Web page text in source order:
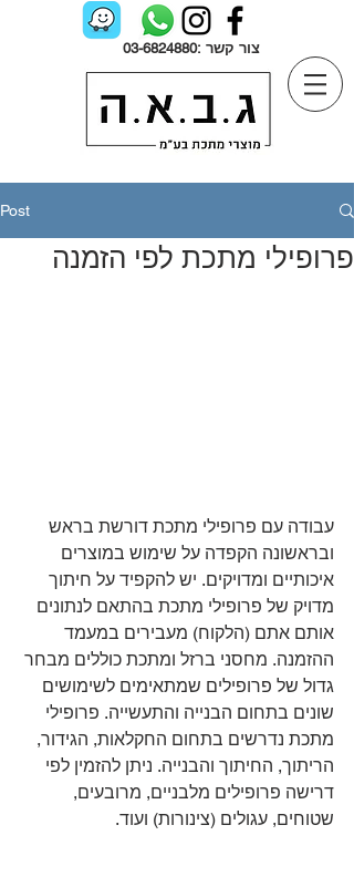
03-6824880 : צור קשר
Post
פרופילי מתכת לפי הזמנה
עבודה עם פרופילי מתכת דורשת בראש
ובראשונה הקפדה על שימוש במוצרים
איכותיים ומדויקים. יש להקפיד על חיתוך
מדויק של פרופילי מתכת בהתאם לנתונים
אותם אתם (הלקוח) מעבירים במעמד
ההזמנה. מחסני ברזל ומתכת כוללים מבחר
גדול של פרופילים שמתאימים לשימושים
שונים בתחום הבנייה והתעשייה. פרופילי
מתכת נדרשים בתחום החקלאות, הגידור,
הריתוך, החיתוך והבנייה. ניתן להזמין לפי
דרישה פרופילים מלבניים, מרובעים,
שטוחים, עגולים (צינורות) ועוד.